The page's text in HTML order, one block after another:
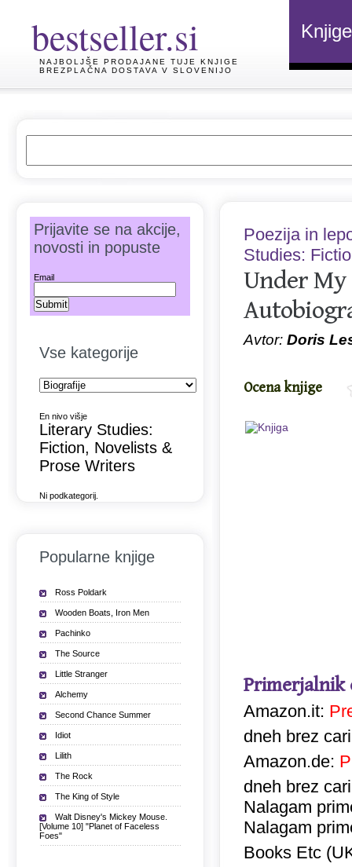
bestseller.si
NAJBOLJŠE PRODAJANE TUJE KNJIGE
BREZPLAČNA DOSTAVA V SLOVENIJO
Knjige
Poezija in
Studies:
Under My
Avtor: Doris
Ocena knjige
Primerjalnik
Amazon.it:
dneh brez
Amazon.de:
dneh brez
Nalagam
Nalagam
Books Etc
Prijavite se na akcije,
novosti in popuste
Email
Vse kategorije
En nivo višje
Literary Studies:
Fiction, Novelists &
Prose Writers
Ni podkategorij.
Popularne knjige
Ross Poldark
Wooden Boats, Iron Men
Pachinko
The Source
Little Stranger
Alchemy
Second Chance Summer
Idiot
Lilith
The Rock
The King of Style
Walt Disney's Mickey Mouse.
[Volume 10] "Planet of Faceless
Foes"